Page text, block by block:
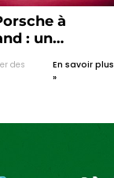
à
: un
des
En savoir plus
»